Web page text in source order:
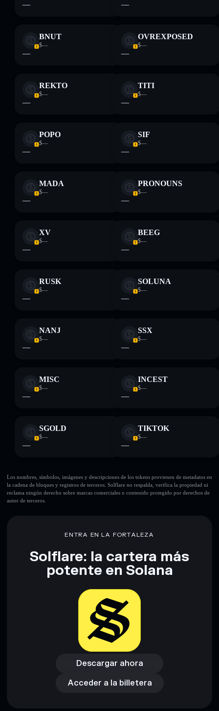
— —
BNUT
$—
—
OVREXPOSED
$—
—
REKTO
$—
—
TITI
$—
—
POPO
$—
—
SIF
$—
—
MADA
$—
—
PRONOUNS
$—
—
XV
$—
—
BEEG
$—
—
RUSK
$—
—
SOLUNA
$—
—
NANJ
$—
—
SSX
$—
—
MISC
$—
—
INCEST
$—
—
SGOLD
$—
—
TIKTOK
$—
—
Los nombres, símbolos, imágenes y descripciones de los tokens provienen de metadatos en
la cadena de bloques y registros de terceros. Solflare no respalda, verifica la propiedad ni
reclama ningún derecho sobre marcas comerciales o contenido protegido por derechos de
autor de terceros.
ENTRA EN LA FORTALEZA
Solflare: la cartera más
potente en Solana
Descargar ahora
Descargar ahora
Acceder a la billetera
Acceder a la billetera